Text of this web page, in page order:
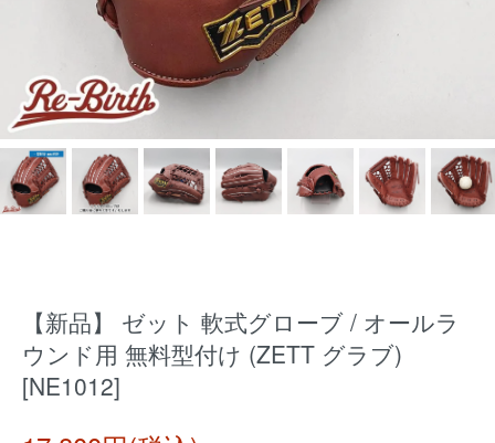
【新品】 ゼット 軟式グローブ / オールラ
ウンド用 無料型付け (ZETT グラブ)
[NE1012]